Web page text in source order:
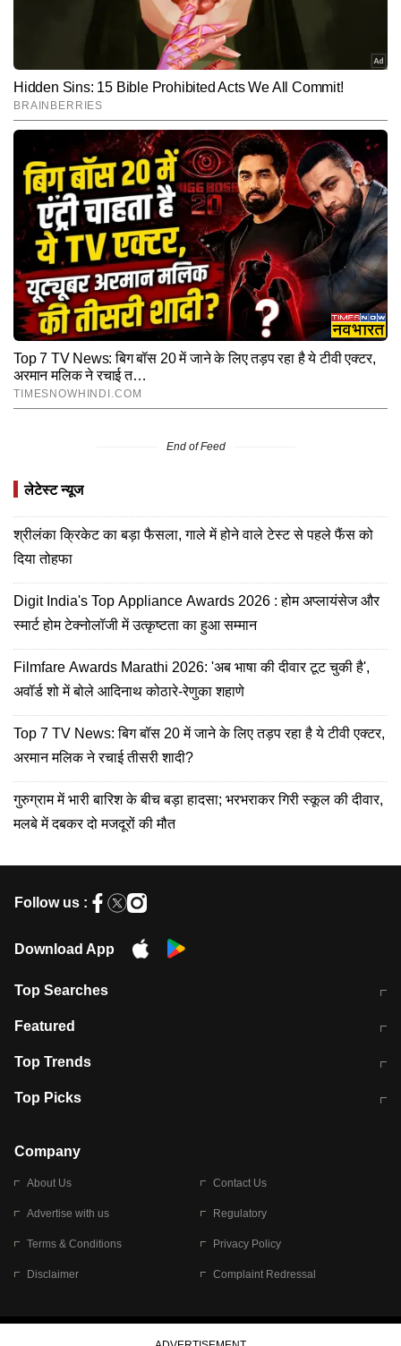
End of Feed
लेटेस्ट न्यूज
श्रीलंका क्रिकेट का बड़ा फैसला, गाले में होने वाले टेस्ट से पहले फैंस को
दिया तोहफा
Digit India's Top Appliance Awards 2026 : होम अप्लायंसेज और
स्मार्ट होम टेक्नोलॉजी में उत्कृष्टता का हुआ सम्मान
Filmfare Awards Marathi 2026: 'अब भाषा की दीवार टूट चुकी है',
अवॉर्ड शो में बोले आदिनाथ कोठारे-रेणुका शहाणे
Top 7 TV News: बिग बॉस 20 में जाने के लिए तड़प रहा है ये टीवी एक्टर,
अरमान मलिक ने रचाई तीसरी शादी?
गुरुग्राम में भारी बारिश के बीच बड़ा हादसा; भरभराकर गिरी स्कूल की दीवार,
मलबे में दबकर दो मजदूरों की मौत
Follow us :
Download App
Top Searches
मुंबई में लगे 'जेन जी' के पोस्टर, लिखा- 'मैं
Featured
10 अगस्त को विधानसभा का घेराव करेंगे
Top Trends
RBI का नया नियम: अब बैंकों को अपनी सभी
Top Picks
बारिश की चेतावनी
Company
About Us Contact Us
Advertise with us Regulatory
Terms & Conditions Privacy Policy
Disclaimer Complaint Redressal